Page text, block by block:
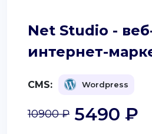
Net Studio -
интернет-
CMS: Wordpress
10900 ₽ 5490 ₽